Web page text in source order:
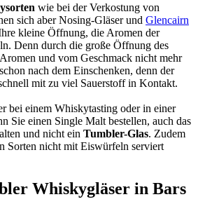
wie bei der Verkostung von
sich aber Nosing-Gläser und Glencairn
kleine Öffnung, die Aromen der
Denn durch die große Öffnung des
und vom Geschmack nicht mehr
nach dem Einschenken, denn der
mit zu viel Sauerstoff in Kontakt.
bei einem Whiskytasting oder in einer
Sie einen Single Malt bestellen, auch das
und nicht ein Tumbler-Glas. Zudem
Sorten nicht mit Eiswürfeln serviert
Whiskygläser in Bars